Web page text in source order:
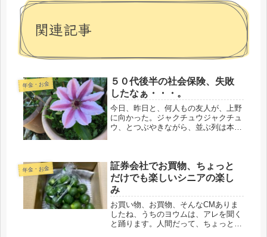
関連記事
年金・お金
５０代後半の社会保険、失敗
したなぁ・・・。
今日、昨日と、何人もの友人が、上野
に向かった。ジャクチュウジャクチュ
ウ、とつぶやきながら、並ぶ列は本
かったナ。あの時、なにしてたっ
け・・...
年金・お金
証券会社でお買物、ちょっと
だけでも楽しいシニアの楽し
み
お買い物、お買物、そんなCMありま
したね、うちのヨウムは、アレを聞く
と踊ります。人間だって、ちょっとワ